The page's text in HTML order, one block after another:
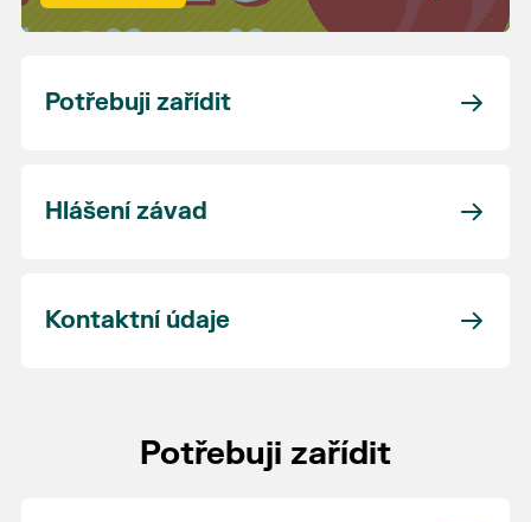
Potřebuji zařídit
Hlášení závad
Kontaktní údaje
Potřebuji zařídit